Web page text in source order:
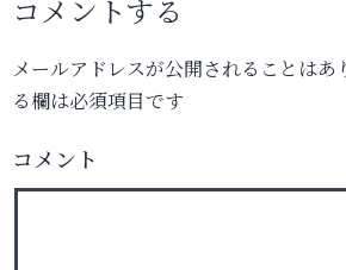
コメントする
メールアドレスが公開されることはあ
る欄は必須項目です
コメント